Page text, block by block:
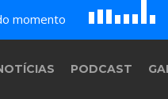
momento B c
D
E F G
PODCAST